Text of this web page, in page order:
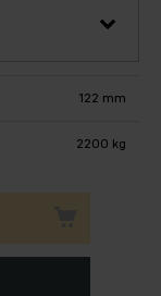
122 mm
2200 kg